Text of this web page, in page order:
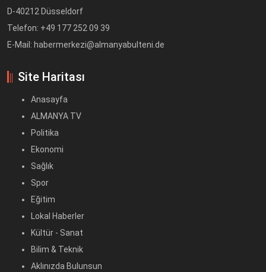
D-40212 Düsseldorf
Telefon: +49 177 252 09 39
E-Mail: habermerkezi@almanyabulteni.de
Site Haritası
Anasayfa
ALMANYA TV
Politika
Ekonomi
Sağlık
Spor
Eğitim
Lokal Haberler
Kültür - Sanat
Bilim & Teknik
Aklınızda Bulunsun